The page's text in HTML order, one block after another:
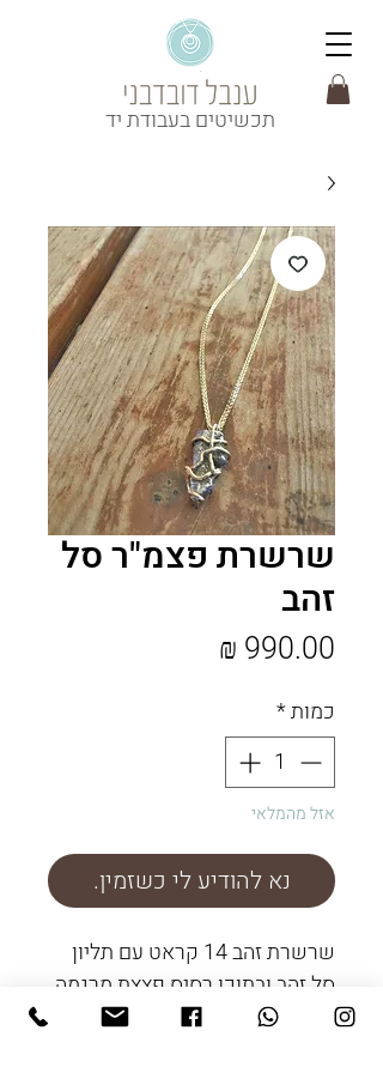
תכשיטים בעבודת יד
שרשרת פצמ"ר סל
זהב
כמות*
אזל מהמלאי
נא להודיע לי כשזמין.
שרשרת זהב 14 קראט עם תליון
סל זהב ובתוכו רסיס פצצת מרגמה
שנפלה בקיבוץ נירים במהלך צוק